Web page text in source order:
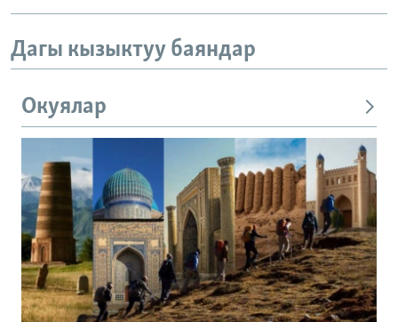
Дагы кызыктуу баяндар
Окуялар